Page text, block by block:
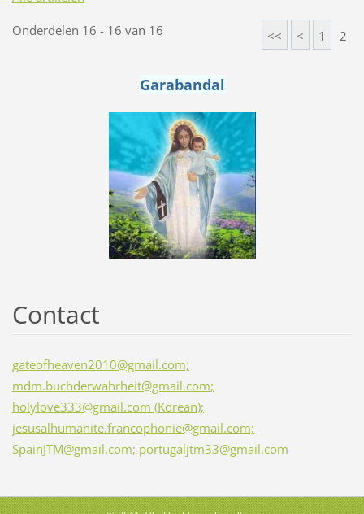
Onderdelen 16 - 16 van 16 << < 1 2
Garabandal
Contact
gateofheaven2010@gmail.com;
mdm.buchderwahrheit@gmail.com;
holylove333@gmail.com (Korean);
jesusalhumanite.francophonie@gmail.com;
SpainJTM@gmail.com; portugaljtm33@gmail.com